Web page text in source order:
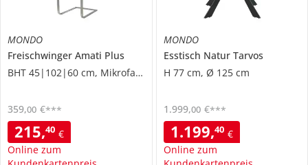
MONDO
Freischwinger Amati Plus
BHT 45|102|60 cm, Mikrofaser
215,40 €
Online zum
359,00 €***
MONDO
Esstisch Natur Tarvos
H 77 cm, Ø 125 cm
1.199,40 €
Online zum
1.999,00 €***